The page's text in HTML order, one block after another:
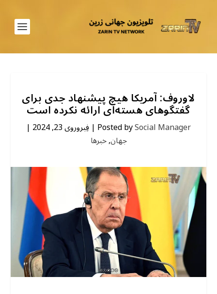
لاوروف: آمریکا هیچ پیشنهاد جدی برای
گفتگوهای هسته‌ای ارائه نکرده است
Posted bySocial Manager
| فِبروروی 23, 2024 |
جهان,خبرها